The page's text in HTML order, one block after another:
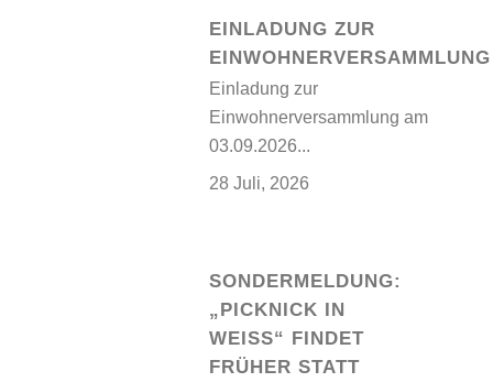
EINLADUNG ZUR
EINWOHNERVERSAMMLUNG
Einladung zur
Einwohnerversammlung am
03.09.2026...
28 Juli, 2026
SONDERMELDUNG:
„PICKNICK IN
WEISS“ FINDET F
RÜHER STATT